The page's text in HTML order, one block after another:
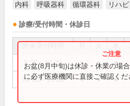
内科 呼吸器科 循環器科 リハ
診療/受付時間・休診日
8:30～12:30 ● ● ●
14:30～18:30 ● ● ●
お盆(8月中旬)は休診・休業の場
に必ず医療機関に直接ご確認くだ